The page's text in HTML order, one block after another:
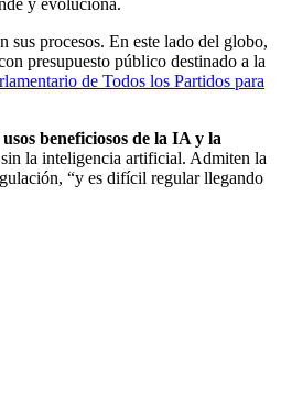
y evoluciona.
sus procesos. En este lado del globo,
presupuesto público destinado a la
de Todos los Partidos para
beneficiosos de la IA y la
la inteligencia artificial. Admiten la
“y es difícil regular llegando